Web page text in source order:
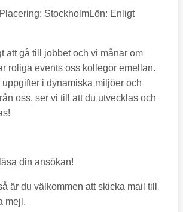
StockholmLön: Enligt
att gå till jobbet och vi månar om
roliga events oss kollegor emellan.
i dynamiska miljöer och
oss, ser vi till att du utvecklas och
din ansökan!
är du välkommen att skicka mail till
mejl.